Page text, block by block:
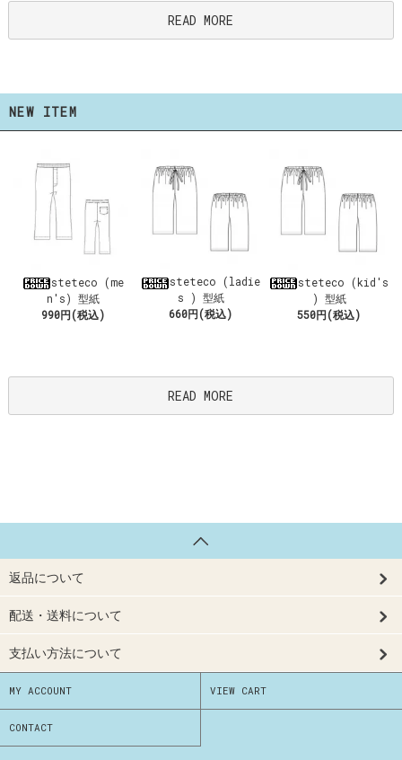
READ MORE
NEW ITEM
steteco (me
n's) 型紙
990円(税込)
steteco (ladie
s ) 型紙
660円(税込)
steteco (kid's
) 型紙
550円(税込)
READ MORE
返品について
配送・送料について
支払い方法について
MY ACCOUNT VIEW CART
CONTACT